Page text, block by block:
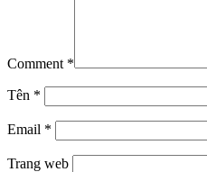
Comment *
Tên *
Email *
Trang web